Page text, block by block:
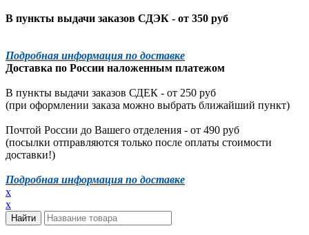
В пункты выдачи заказов СДЭК - от 350 руб
Подробная информация по доставке
Доставка по России наложенным платежом
В пункты выдачи заказов СДЕК - от 250 руб
(при оформлении заказа можно выбрать ближайший пункт)
Почтой России до Вашего отделения - от 490 руб
(посылки отправляются только после оплаты стоимости
доставки!)
Подробная информация по доставке
x
x